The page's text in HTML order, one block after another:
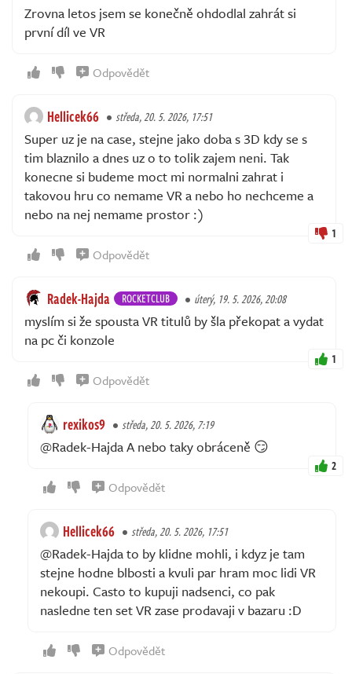
Zrovna letos jsem se konečně ohdodlal zahrát si
první díl ve VR
Odpovědět
Hellicek66 středa, 20. 5. 2026, 17:51
Super uz je na case, stejne jako doba s 3D kdy se s
tim blaznilo a dnes uz o to tolik zajem neni. Tak
konecne si budeme moct mi normalni zahrat i
takovou hru co nemame VR a nebo ho nechceme a
nebo na nej nemame prostor :)
1
Odpovědět
Radek-Hajda ROCKETCLUB úterý, 19. 5. 2026, 20:08
myslím si že spousta VR titulů by šla překopat a vydat
na pc či konzole
1
Odpovědět
rexikos9 středa, 20. 5. 2026, 7:19
@Radek-Hajda A nebo taky obráceně 😏
2
Odpovědět
Hellicek66 středa, 20. 5. 2026, 17:51
@Radek-Hajda to by klidne mohli, i kdyz je tam
stejne hodne blbosti a kvuli par hram moc lidi VR
nekoupi. Casto to kupuji nadsenci, co pak
nasledne ten set VR zase prodavaji v bazaru :D
Odpovědět